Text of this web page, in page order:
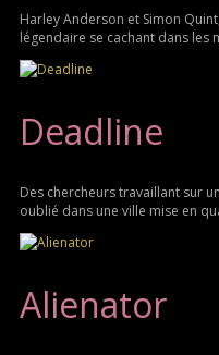
Harley Anderson et Simon
légendaire se cachant dans les
Deadline
Des chercheurs travaillant sur
oublié dans une ville mise en
Alienator